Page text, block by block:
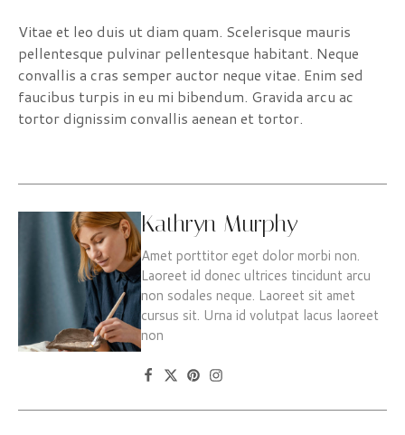
Vitae et leo duis ut diam quam. Scelerisque mauris
pellentesque pulvinar pellentesque habitant. Neque
convallis a cras semper auctor neque vitae. Enim sed
faucibus turpis in eu mi bibendum. Gravida arcu ac
tortor dignissim convallis aenean et tortor.
Kathryn Murphy
Amet porttitor eget dolor morbi non.
Laoreet id donec ultrices tincidunt arcu
non sodales neque. Laoreet sit amet
cursus sit. Urna id volutpat lacus laoreet
non